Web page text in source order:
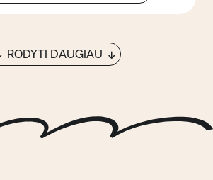
RODYTI DAUGIAU